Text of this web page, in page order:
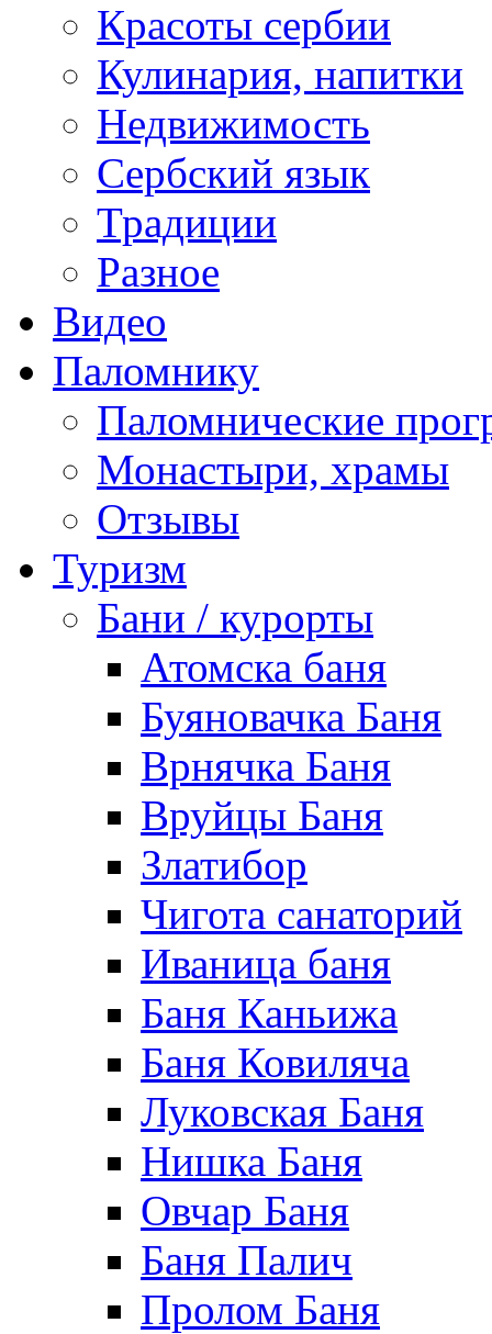
Красоты сербии
Кулинария, напитки
Недвижимость
Сербский язык
Традиции
Разное
Видео
Паломнику
Паломнические
Монастыри, храмы
Отзывы
Туризм
Бани / курорты
Атомска баня
Буяновачка Баня
Врнячка Баня
Вруйцы Баня
Златибор
Чигота санаторий
Иваница баня
Баня Каньижа
Баня Ковиляча
Луковская Баня
Нишка Баня
Овчар Баня
Баня Палич
Пролом Баня